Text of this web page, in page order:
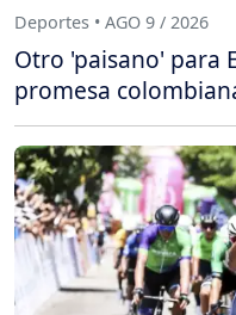
Deportes • AGO 9 / 2026
Otro 'paisano' para
promesa